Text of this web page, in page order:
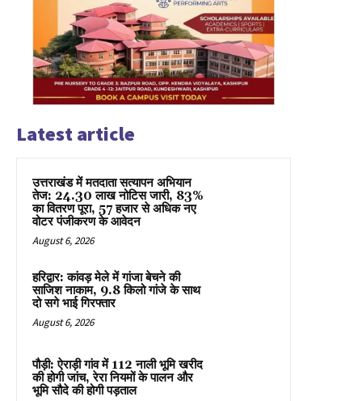
Latest article
उत्तराखंड में मतदाता सत्यापन अभियान
तेज: 24.30 लाख नोटिस जारी, 83%
का वितरण पूरा, 57 हजार से अधिक नए
वोटर पंजीकरण के आवेदन
August 6, 2026
हरिद्वार: कांवड़ मेले में गांजा बेचने की
साजिश नाकाम, 9.8 किलो गांजे के साथ
दो सगे भाई गिरफ्तार
August 6, 2026
पौड़ी: ऐराड़ी गांव में 112 नाली भूमि खरीद
की होगी जांच, रेरा नियमों के पालन और
भूमि सौदे की होगी पड़ताल